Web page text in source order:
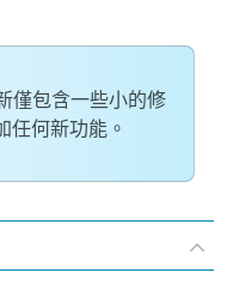
僅包含一些小的修
任何新功能。